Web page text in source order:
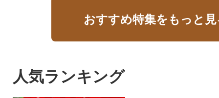
おすすめ特集をもっと
人気ランキング